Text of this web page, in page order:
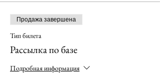
Продажа завершена
Тип билета
Рассылка по базе
Подробная информация